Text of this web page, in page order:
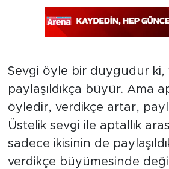
Sevgi öyle bir duygudur ki,
paylaşıldıkça büyür. Ama
öyledir, verdikçe artar,
Üstelik sevgi ile aptallık
sadece ikisinin de
verdikçe büyümesinde